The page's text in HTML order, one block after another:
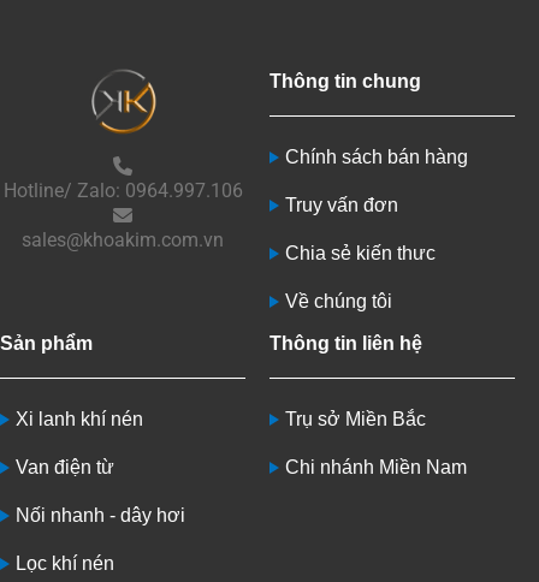
Hotline/ Zalo: 0964.997.106
sales@khoakim.com.vn
Thông tin chung
Chính sách bán hàng
Truy vấn đơn
Chia sẻ kiến thưc
Về chúng tôi
Sản phẩm
Xi lanh khí nén
Van điện từ
Nối nhanh - dây hơi
Lọc khí nén
Thông tin liên hệ
Trụ sở Miền Bắc
Chi nhánh Miền Nam